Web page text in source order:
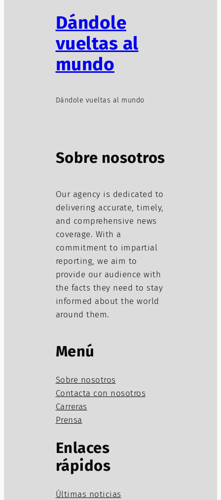
Dándole
vueltas al
mundo
Dándole vueltas al mundo
Sobre nosotros
Our agency is dedicated to
delivering accurate, timely,
and comprehensive news
coverage. With a
commitment to impartial
reporting, we aim to
provide our audience with
the facts they need to stay
informed about the world
around them.
Menú
Sobre nosotros
Contacta con nosotros
Carreras
Prensa
Enlaces
rápidos
Últimas noticias